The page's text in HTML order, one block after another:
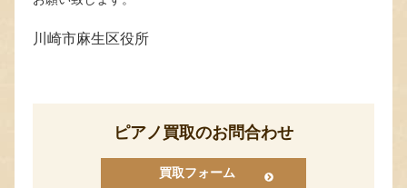
川崎市麻生区役所
ピアノ買取のお問合わせ
買取フォーム